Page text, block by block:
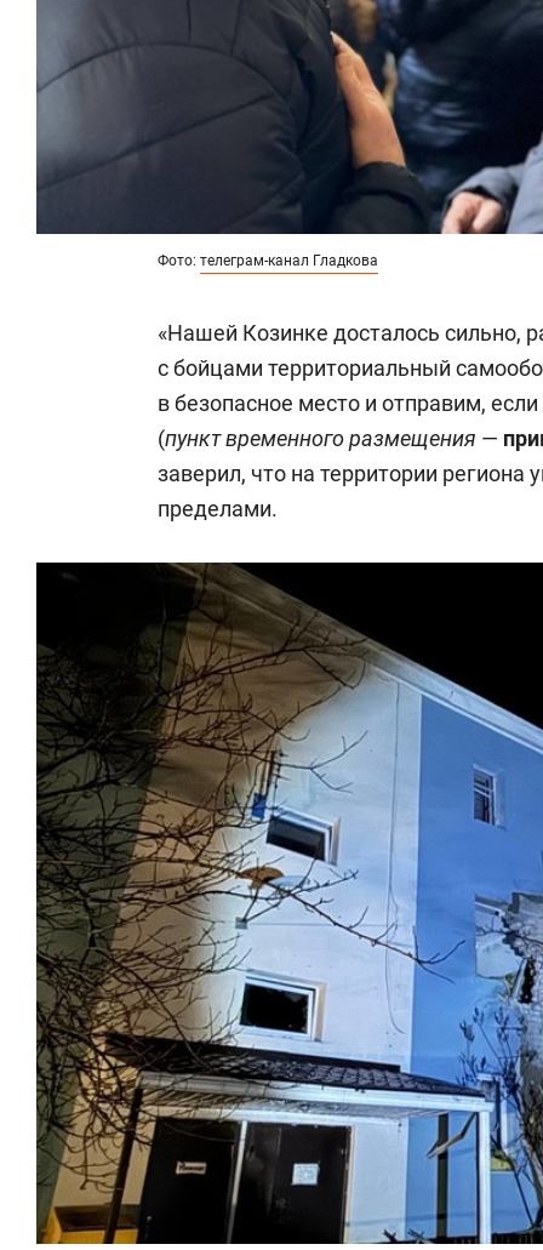
Фото: телеграм-канал Гладкова
«Нашей Козинке досталось сильно,
с бойцами территориальный
в безопасное место и отправим,
(пункт временного размещения —
заверил, что на территории региона
пределами.